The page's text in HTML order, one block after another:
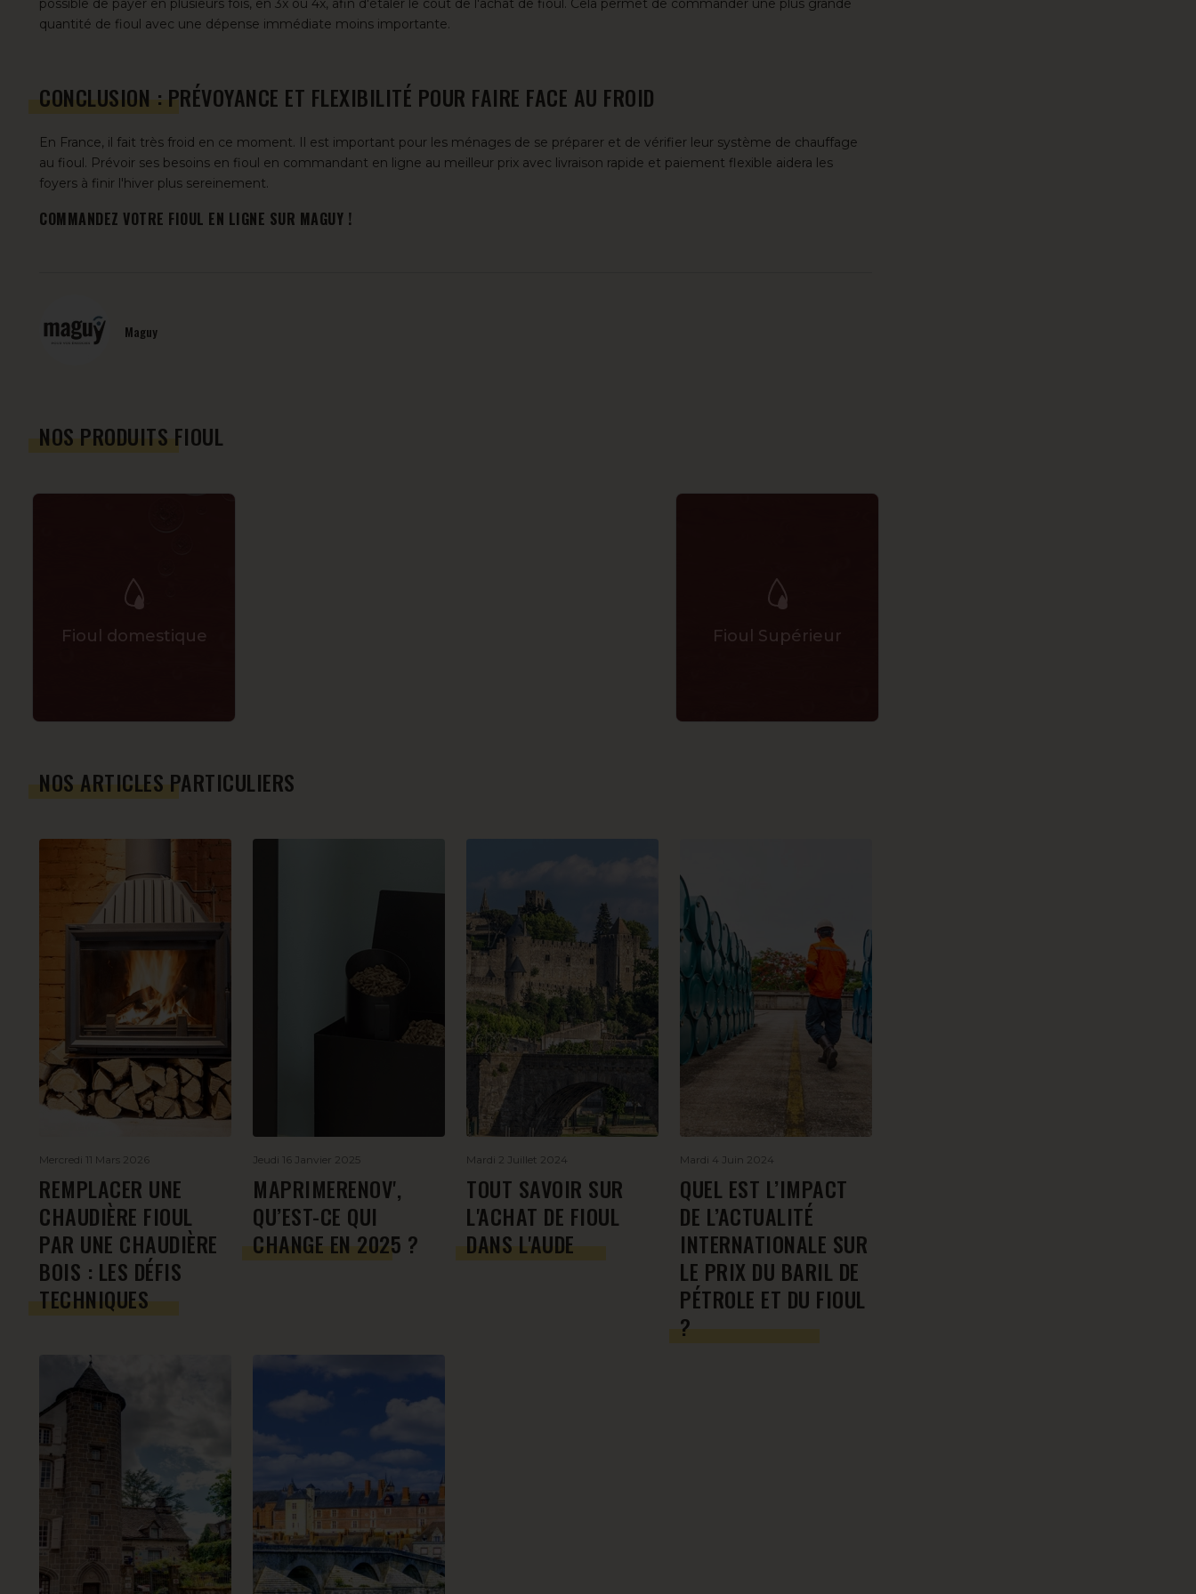
quantité de fioul avec une dépense immédiate moins importante.
CONCLUSION : PRÉVOYANCE ET FLEXIBILITÉ POUR FAIRE FACE AU FROID
En France, il fait très froid en ce moment. Il est important pour les ménages de se préparer et de vérifier leur système de chauffage
au fioul. Prévoir ses besoins en fioul en commandant en ligne au meilleur prix avec livraison rapide et paiement flexible aidera les
foyers à finir l'hiver plus sereinement.
COMMANDEZ VOTRE FIOUL EN LIGNE SUR MAGUY !
Maguy
NOS PRODUITS FIOUL
Fioul domestique Fioul Supérieur
NOS ARTICLES PARTICULIERS
Mercredi 11 Mars 2026
REMPLACER UNE
CHAUDIÈRE FIOUL
PAR UNE CHAUDIÈRE
BOIS : LES DÉFIS
TECHNIQUES
Jeudi 16 Janvier 2025
MAPRIMERENOV',
QU’EST-CE QUI
CHANGE EN 2025 ?
Mardi 2 Juillet 2024
TOUT SAVOIR SUR
L'ACHAT DE FIOUL
DANS L'AUDE
Mardi 4 Juin 2024
QUEL EST L’IMPACT
DE L’ACTUALITÉ
INTERNATIONALE SUR
LE PRIX DU BARIL DE
PÉTROLE ET DU FIOUL
?